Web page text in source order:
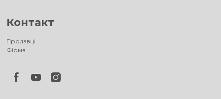
Контакт
Продавці
Фірма